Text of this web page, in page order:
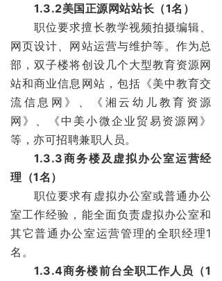
1.3.2美国正源网站站长（1名）
职位要求擅长教学视频拍摄编辑、
网页设计、网站运营与维护等。作为总
部，双子楼将创设几个大型教育资源网
站和商业信息网站，包括《美中教育交
流信息网》、《湘云幼儿教育资源
网》、《中美小微企业贸易资源网》
等，亦可招聘兼职人员。
1.3.3商务楼及虚拟办公室运营经
理（1名）
职位要求有虚拟办公室或普通办公
室工作经验，能全面负责虚拟办公室和
其它普通办公室运营管理的全职经理1
名。
1.3.4商务楼前台全职工作人员（1